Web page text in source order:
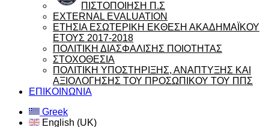
ΠΙΣΤΟΠΟΙΗΣΗ Π.Σ
EXTERNAL EVALUATION
ΕΤΗΣΙΑ ΕΣΩΤΕΡΙΚΗ ΕΚΘΕΣΗ ΑΚΑΔΗΜΑΪΚΟΥ
ΕΤΟΥΣ 2017-2018
ΠΟΛΙΤΙΚΗ ΔΙΑΣΦΑΛΙΣΗΣ ΠΟΙΟΤΗΤΑΣ
ΣΤΟΧΟΘΕΣΙΑ
ΠΟΛΙΤΙΚΗ ΥΠΟΣΤΗΡΙΞΗΣ, ΑΝΑΠΤΥΞΗΣ ΚΑΙ
ΑΞΙΟΛΟΓΗΣΗΣ ΤΟΥ ΠΡΟΣΩΠΙΚΟΥ ΤΟΥ ΠΠΣ
ΕΠΙΚΟΙΝΩΝΙΑ
Greek
English (UK)